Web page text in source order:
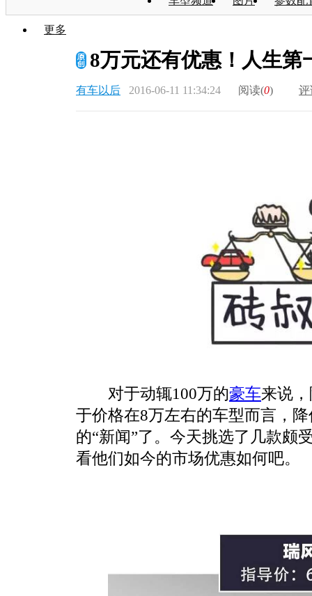
更多
8万元还有优惠！人生第
有车以后 2016-06-11 11:34:24 阅读(0) 评
对于动辄100万的豪车来说
于价格在8万左右的车型而言，
的“新闻”了。今天挑选了几款颇
看他们如今的市场优惠如何吧。